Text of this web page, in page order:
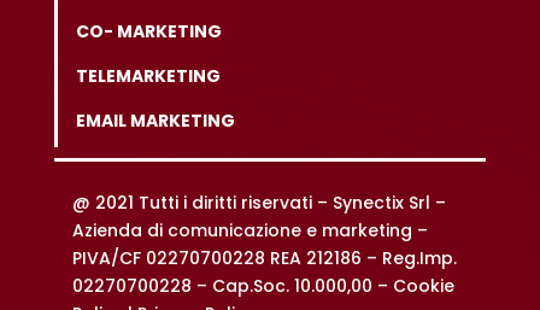
CO- MARKETING
TELEMARKETING
EMAIL MARKETING
@ 2021 Tutti i diritti riservati – Synectix Srl –
Azienda di comunicazione e marketing –
PIVA/CF 02270700228 REA 212186 – Reg.Imp.
02270700228 – Cap.Soc. 10.000,00 – Cookie